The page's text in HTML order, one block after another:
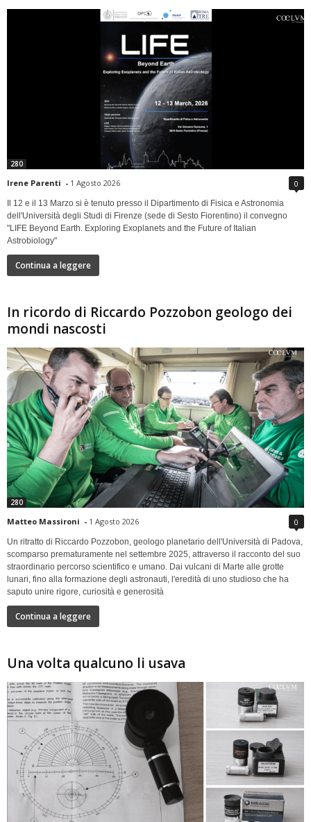
280
Irene Parenti - 1 Agosto 2026 0
Il 12 e il 13 Marzo si è tenuto presso il Dipartimento di Fisica e Astronomia
dell'Università degli Studi di Firenze (sede di Sesto Fiorentino) il convegno
"LIFE Beyond Earth. Exploring Exoplanets and the Future of Italian
Astrobiology"
Continua a leggere
In ricordo di Riccardo Pozzobon geologo dei
mondi nascosti
280
Matteo Massironi - 1 Agosto 2026 0
Un ritratto di Riccardo Pozzobon, geologo planetario dell'Università di Padova,
scomparso prematuramente nel settembre 2025, attraverso il racconto del suo
straordinario percorso scientifico e umano. Dai vulcani di Marte alle grotte
lunari, fino alla formazione degli astronauti, l'eredità di uno studioso che ha
saputo unire rigore, curiosità e generosità
Continua a leggere
Una volta qualcuno li usava